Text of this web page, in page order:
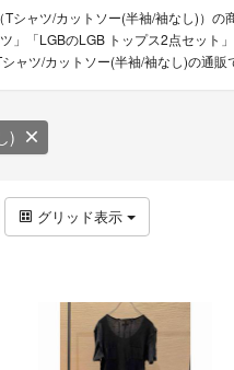
シャツ/カットソー(半袖/袖なし)）の
」「LGBのLGB トップス2点セット
ツ/カットソー(半袖/袖なし)の通販
)
グリッド表示